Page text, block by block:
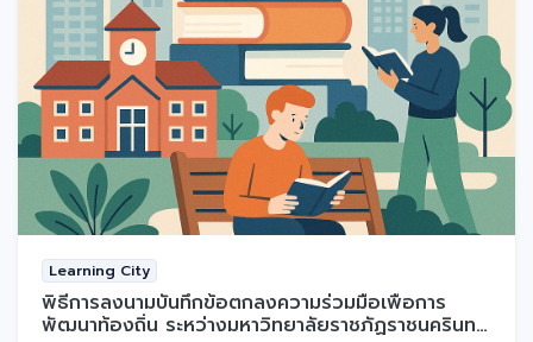
Learning City
พิธีการลงนามบันทึกข้อตกลงความร่วมมือเพื่อการ
พัฒนาท้องถิ่น ระหว่างมหาวิทยาลัยราชภัฏราชนครินทร์